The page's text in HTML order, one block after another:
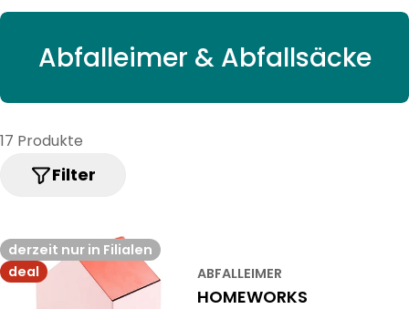
S
m
l
n
g
Abfalleimer & Abfallsäcke
17 Produkte
Filter
derzeit nur in Filialen
deal
ABFALLEIMER
HOMEWORKS